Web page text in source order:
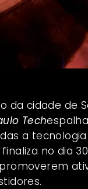
cidade de
Tech
a
no dia